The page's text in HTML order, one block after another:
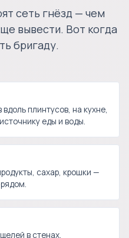
сеть гнёзд — чем
вывести. Вот когда
бригаду.
плинтусов, на кухне,
еды и воды.
сахар, крошки —
в стенах,